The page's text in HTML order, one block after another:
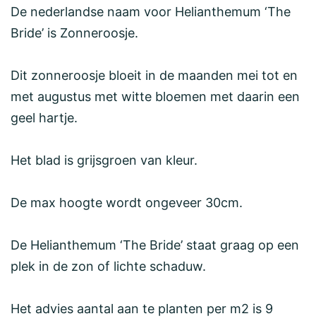
De nederlandse naam voor Helianthemum ‘The
Bride’ is Zonneroosje.
Dit zonneroosje bloeit in de maanden mei tot en
met augustus met witte bloemen met daarin een
geel hartje.
Het blad is grijsgroen van kleur.
De max hoogte wordt ongeveer 30cm.
De Helianthemum ‘The Bride’ staat graag op een
plek in de zon of lichte schaduw.
Het advies aantal aan te planten per m2 is 9